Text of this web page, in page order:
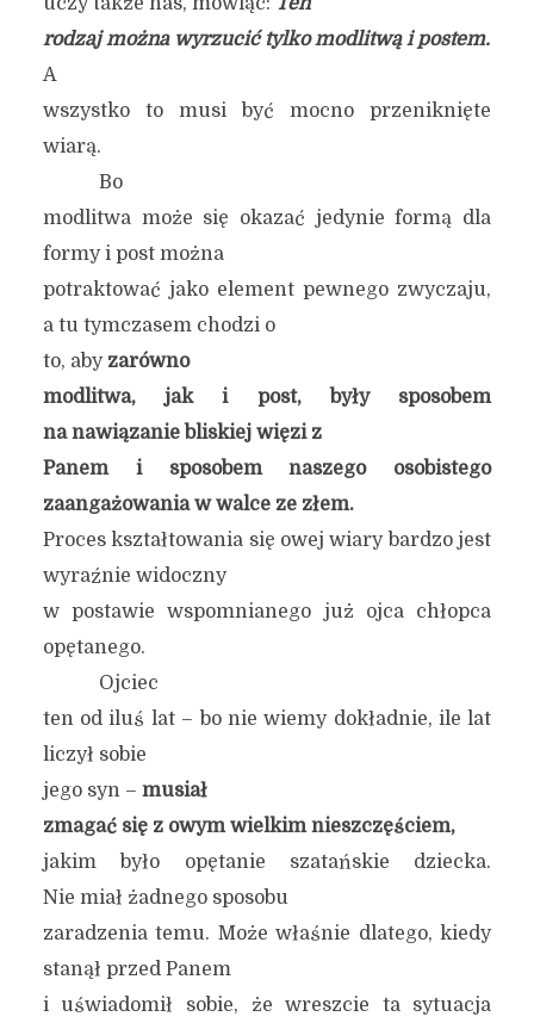
rodzaj można wyrzucić tylko modlitwą i postem.
A
wszystko to musi być mocno przeniknięte
wiarą.
Bo
modlitwa może się okazać jedynie formą dla
formy i post można
potraktować jako element pewnego zwyczaju,
a tu tymczasem chodzi o
to, aby zarówno
modlitwa, jak i post, były sposobem
na nawiązanie bliskiej więzi z
Panem i sposobem naszego osobistego
zaangażowania w walce ze złem.
Proces kształtowania się owej wiary bardzo jest
wyraźnie widoczny
w postawie wspomnianego już ojca chłopca
opętanego.
Ojciec
ten od iluś lat – bo nie wiemy dokładnie, ile lat
liczył sobie
jego syn – musiał
zmagać się z owym wielkim nieszczęściem,
jakim było opętanie szatańskie dziecka.
Nie miał żadnego sposobu
zaradzenia temu. Może właśnie dlatego, kiedy
stanął przed Panem
i uświadomił sobie, że wreszcie ta sytuacja